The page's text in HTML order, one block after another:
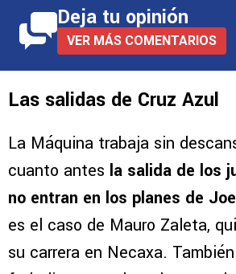
Deja tu opinión
VER MÁS COMENTARIOS
Las salidas de Cruz Azul
La Máquina trabaja sin
cuanto antes la salida de los
no entran en los planes de
es el caso de Mauro Zaleta,
su carrera en Necaxa.